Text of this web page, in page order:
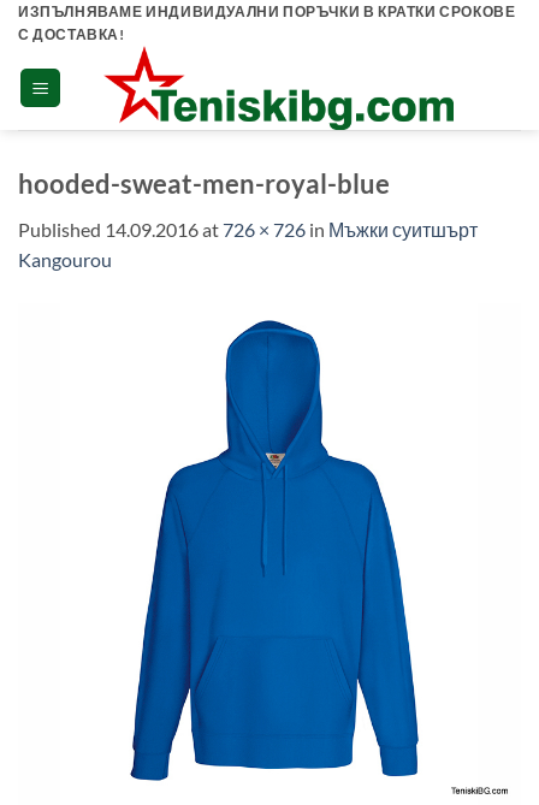
Skip
content
ИЗПЪЛНЯВАМЕ ИНДИВИДУАЛНИ ПОРЪЧКИ В КРАТКИ СРОКОВЕ
С ДОСТАВКА!
hooded-sweat-men-royal-blue
Published 14.09.2016at726 × 726 in Мъжки суитшърт
Kangourou